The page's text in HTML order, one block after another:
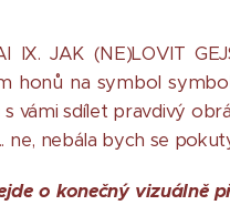
IX. JAK (NE)LOVIT
honů na symbol
vámi sdílet pravdivý
ne, nebála bych se
o konečný vizuálně